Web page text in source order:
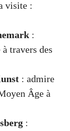
visite :
:
travers des
: admire
Âge à
: